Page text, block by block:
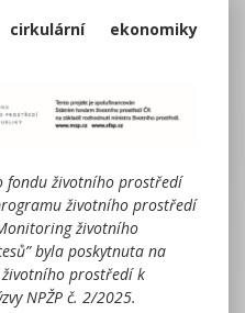
ekonomiky
fondu životního prostředí
životního prostředí
životního
byla poskytnuta na
prostředí k
NPŽP č. 2/2025.